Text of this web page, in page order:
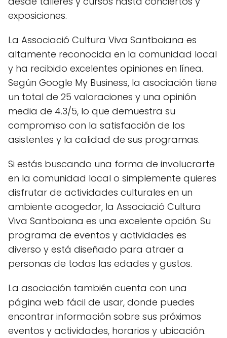
exposiciones.
La Associació Cultura Viva Santboiana es
altamente reconocida en la comunidad local
y ha recibido excelentes opiniones en línea.
Según Google My Business, la asociación tiene
un total de 25 valoraciones y una opinión
media de 4.3/5, lo que demuestra su
compromiso con la satisfacción de los
asistentes y la calidad de sus programas.
Si estás buscando una forma de involucrarte
en la comunidad local o simplemente quieres
disfrutar de actividades culturales en un
ambiente acogedor, la Associació Cultura
Viva Santboiana es una excelente opción. Su
programa de eventos y actividades es
diverso y está diseñado para atraer a
personas de todas las edades y gustos.
La asociación también cuenta con una
página web fácil de usar, donde puedes
encontrar información sobre sus próximos
eventos y actividades, horarios y ubicación.